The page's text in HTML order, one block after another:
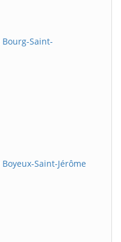
Saint-
Saint-Jérôme